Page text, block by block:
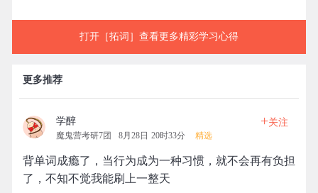
打开［拓词］查看更多精彩学习心得
更多推荐
学醉
魔鬼营考研7团 8月28日 20时33分 精选
+关注
背单词成瘾了，当行为成为一种习惯，就不会再有负担
了，不知不觉我能刷上一整天